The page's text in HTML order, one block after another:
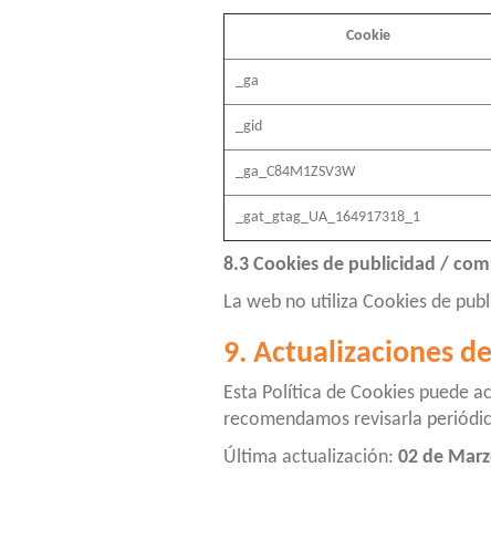
Cookie
_ga
_gid
_ga_C84M1ZSV3W
_gat_gtag_UA_164917318_1
8.3 Cookies de publicidad /
La web no utiliza Cookies de
9. Actualizaciones
Esta Política de Cookies puede
recomendamos revisarla
Última actualización: 02 de